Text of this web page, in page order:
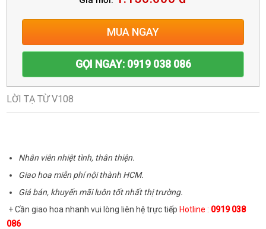
MUA NGAY
GỌI NGAY: 0919 038 086
LỜI TẠ TỪ V108
Nhân viên nhiệt tình, thân thiện.
Giao hoa miễn phí nội thành HCM.
Giá bán, khuyến mãi luôn tốt nhất thị trường.
+ Cần giao hoa nhanh vui lòng liên hệ trực tiếp Hotline : 0919 038
086